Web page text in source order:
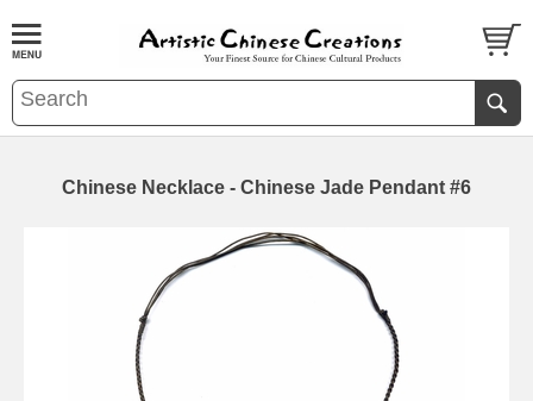
Chinese Necklace - Chinese Jade Pendant #6